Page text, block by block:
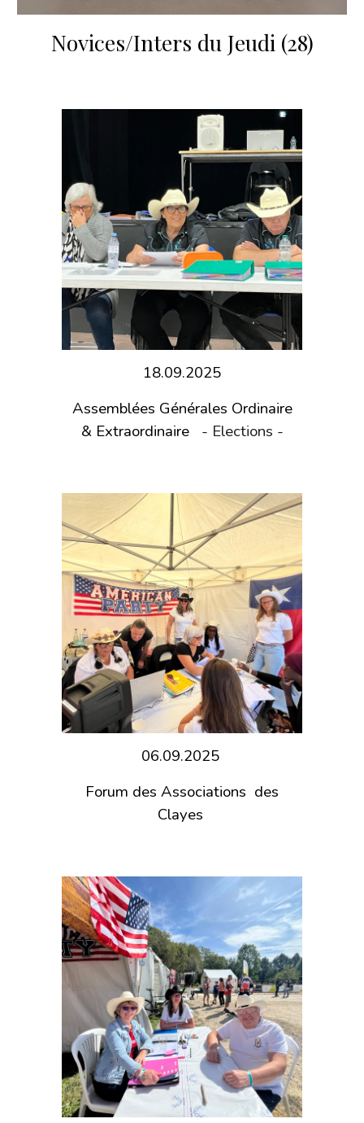
Novices/Inters du Jeudi (28)
18.09.2025
Assemblées Générales Ordinaire
& Extraordinaire- Elections -
06.09.2025
Forum des Associations des
Clayes